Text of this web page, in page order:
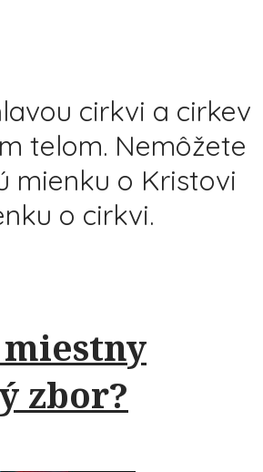
cirkvi a cirkev
telom. Nemôžete
mienku o Kristovi
o cirkvi.
zbor?